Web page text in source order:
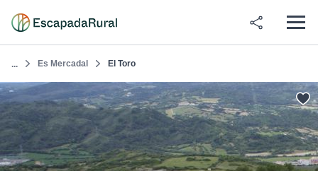
... Es Mercadal El Toro